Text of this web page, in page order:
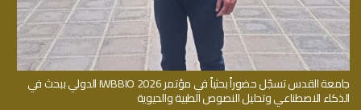
جامعة القدس تسجّل حضوراً بحثياً في مؤتمر IWBBIO 2026 الدولي ببحث في
الذكاء الاصطناعي وتحليل النصوص الطبية والحيوية